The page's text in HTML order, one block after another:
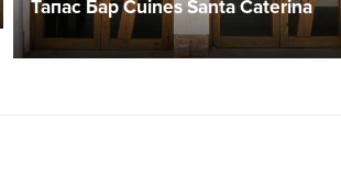
Тапас Бар Cuines Santa Caterina